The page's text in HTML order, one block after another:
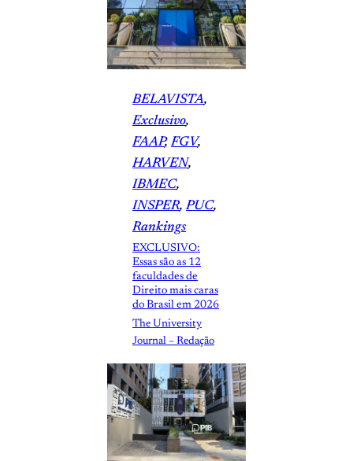
BELAVISTA
Exclusivo
FAAP, FGV
HARVEN
IBMEC
INSPER, PUC
Rankings
EXCLUSIVO:
Essas são as 12
faculdades de
Direito mais caras
do Brasil em 2026
The University
Journal – Redação